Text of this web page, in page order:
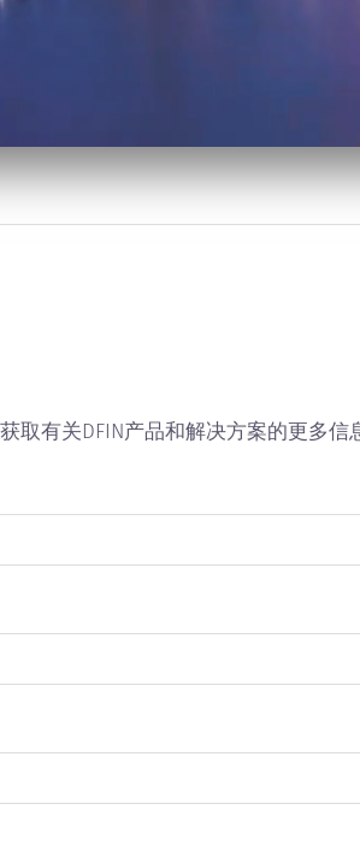
取有关DFIN产品和解决方案的更多信